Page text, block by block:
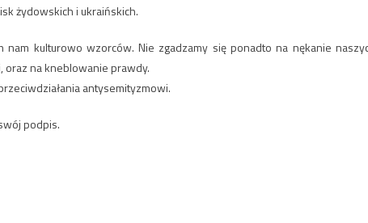
żydowskich i ukraińskich.
kulturowo wzorców. Nie zgadzamy się ponadto na nękanie
oraz na kneblowanie prawdy.
antysemityzmowi.
podpis.